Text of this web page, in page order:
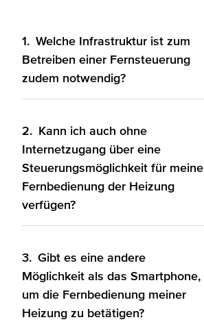
1. Welche Infrastruktur ist zum
Betreiben einer Fernsteuerung
zudem notwendig?
2.
Kann ich auch ohne
Internetzugang über eine
Steuerungsmöglichkeit für meine
Fernbedienung der Heizung
verfügen?
3. Gibt es eine andere
Möglichkeit als das Smartphone,
um die Fernbedienung meiner
Heizung zu betätigen?